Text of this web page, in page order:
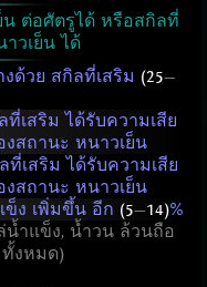
น ต่อศัตรูได้ หรือสกิลที่
วเย็น ได้
ด้วย สกิลที่เสริม (25—
เสริม ได้รับความเสีย
สถานะ หนาวเย็น
เสริม ได้รับความเสีย
สถานะ หนาวเย็น
ข็ง เพิ่มขึ้น อีก (5—14)%
น้ำแข็ง, น้ำวน ล้วนถือ
ทั้งหมด)